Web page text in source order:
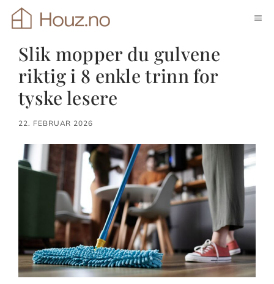
Hopp
Slik mopper du gulvene
riktig i 8 enkle trinn for
tyske lesere
22. FEBRUAR 2026